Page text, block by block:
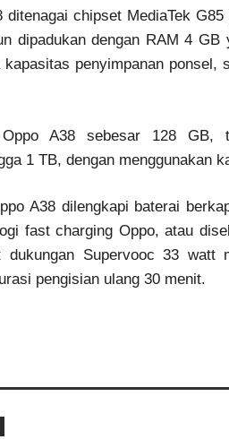
chipset MediaTek
dipadukan dengan RAM 4
penyimpanan ponsel,
A38 sebesar 128 GB,
1 TB, dengan menggunakan
A38 dilengkapi baterai
fast charging Oppo, atau
Supervooc 33 watt
pengisian ulang 30 menit.